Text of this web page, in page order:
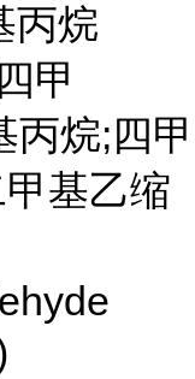
丙烷
甲
丙烷;四甲
基乙缩